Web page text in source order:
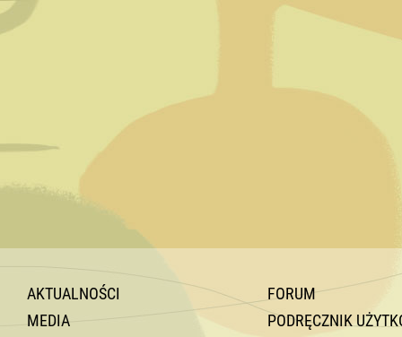
AKTUALNOŚCI
MEDIA
FORUM
PODRĘCZNIK